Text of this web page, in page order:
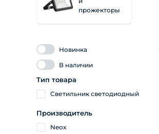
прожекторы
Новинка
В наличии
Тип товара
Светильник светодиодный
Производитель
Neox